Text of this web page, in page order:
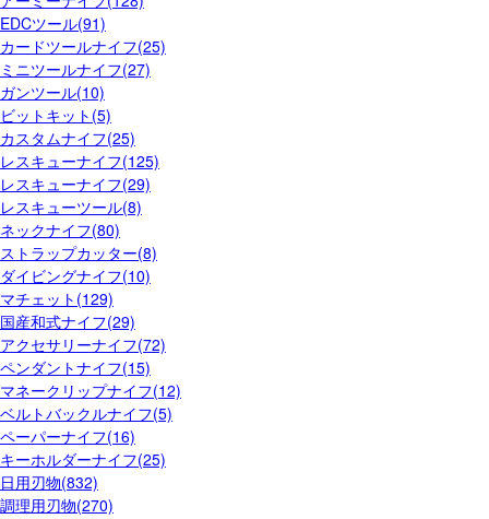
EDCツール(91)
カードツールナイフ(25)
ミニツールナイフ(27)
ガンツール(10)
ビットキット(5)
カスタムナイフ(25)
レスキューナイフ(125)
レスキューナイフ(29)
レスキューツール(8)
ネックナイフ(80)
ストラップカッター(8)
ダイビングナイフ(10)
マチェット(129)
国産和式ナイフ(29)
アクセサリーナイフ(72)
ペンダントナイフ(15)
マネークリップナイフ(12)
ベルトバックルナイフ(5)
ペーパーナイフ(16)
キーホルダーナイフ(25)
日用刃物(832)
調理用刃物(270)